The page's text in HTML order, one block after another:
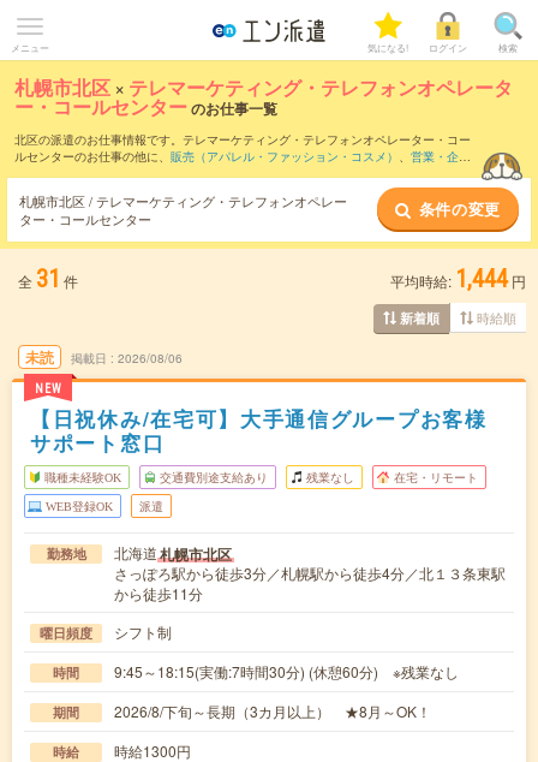
メニュー 気になる! ログイン 検索
札幌市北区 × テレマーケティング・テレフォンオペレータ
ー・コールセンターのお仕事一覧
北区の派遣のお仕事情報です。テレマーケティング・テレフォンオペレーター・コー
ルセンターのお仕事の他に、 販売（アパレル・ファッション・コスメ） 、 営業・企画
などのこだわり条件で絞り込んでい
ただけます。職種辞典：テレマーケティング・テレフォンオペレーター・コールセン
ターのお仕事とは？とは？
札幌市北区 / テレマーケティング・テレフォンオペレー
ター・コールセンター
条件の変更
全 31 件 平均時給: 1,444 円
新着順 時給順
未読
NEW
掲載日 2026/08/06
【日祝休み/在宅可】大手通信グループお客様
サポート窓口
職種未経験OK 交通費別途支給あり 残業なし 在宅・リモート
WEB登録OK 派遣
勤務地 北海道札幌市北区
さっぽろ駅から徒歩3分／札幌駅から徒歩4分／北１３条東駅
から徒歩11分
曜日頻度 シフト制
時間 9:45～18:15(実働:7時間30分) (休憩60分) ※残業なし
期間 2026/8/下旬～長期（3カ月以上） ★8月～OK！
時給 時給1300円